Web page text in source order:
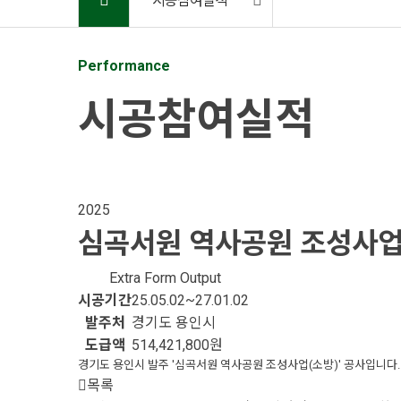
Performance
시공참여실적
2025
심곡서원 역사공원 조성사
Extra Form Output
시공기간25.05.02~27.01.02
발주처
경기도 용인시
도급액 514,421,800원
경기도 용인시 발주 '심곡서원 역사공원 조성사업(소방)' 공사입니다.
목록